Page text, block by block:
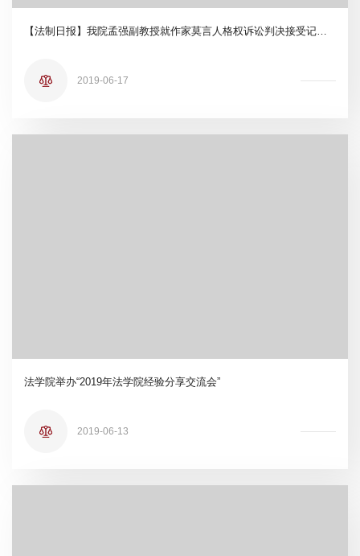
【法制日报】我院孟强副教授就作家莫言人格权诉讼判决接受记者采访
2019-06-17
法学院举办“2019年法学院经验分享交流会”
2019-06-13